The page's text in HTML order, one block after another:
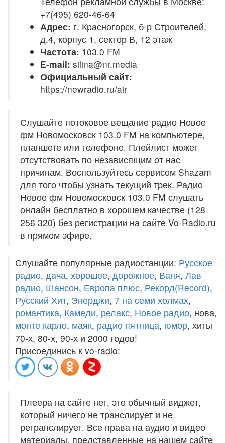
+7(495) 620-46-64
Адрес: г. Красногорск, б-р Строителей,
д.4, корпус 1, сектор В, 12 этаж
Частота: 103.0 FM
E-mail: silina@nr.media
Официальный сайт:
https://newradio.ru/air
Слушайте потоковое вещание радио Новое
фм Новомосковск 103.0 FM на компьютере,
планшете или телефоне. Плейлист может
отсутствовать по независящим от нас
причинам. Воспользуйтесь сервисом Shazam
для того чтобы узнать текущий трек. Радио
Новое фм Новомосковск 103.0 FM слушать
онлайн бесплатно в хорошем качестве (128
256 320) без регистрации на сайте Vo-Radio.ru
в прямом эфире.
Слушайте популярные радиостанции: Русское
радио, дача, хорошее, дорожное, Ваня, Лав
радио, Шансон, Европа плюс, Рекорд(Record),
Русский Хит, Энерджи, 7 на семи холмах,
романтика, Камеди, релакс, Новое радио, нова,
монте карло, маяк, радио пятница, юмор, хиты
70-х, 80-х, 90-х и 2000 годов!
Присоединись к vo-radio:
Плеера на сайте нет, это обычный виджет,
который ничего не транслирует и не
ретранслирует. Все права на аудио и видео
материалы, представленные на нашем сайте